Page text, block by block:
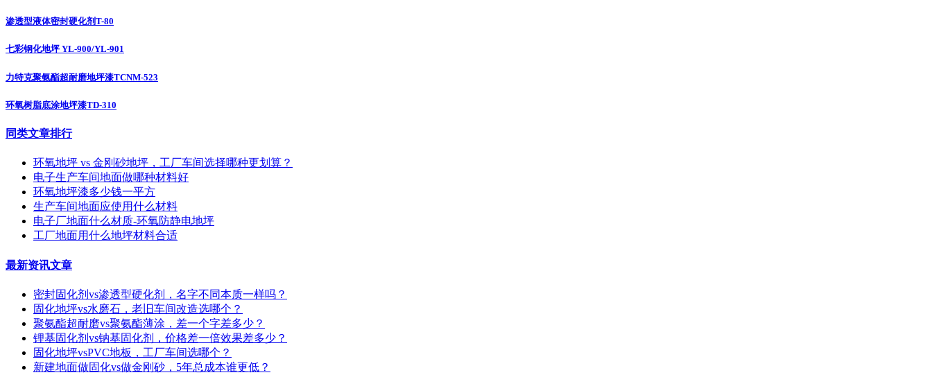
渗透型液体密封硬化剂T-80
七彩钢化地坪 YL-900/YL-901
力特克聚氨酯超耐磨地坪漆TCNM-523
环氧树脂底涂地坪漆TD-310
同类文章排行
环氧地坪 vs 金刚砂地坪，工厂车间选择哪种更划算？
电子生产车间地面做哪种材料好
环氧地坪漆多少钱一平方
生产车间地面应使用什么材料
电子厂地面什么材质-环氧防静电地坪
工厂地面用什么地坪材料合适
最新资讯文章
密封固化剂vs渗透型硬化剂，名字不同本质一样吗？
固化地坪vs水磨石，老旧车间改造选哪个？
聚氨酯超耐磨vs聚氨酯薄涂，差一个字差多少？
锂基固化剂vs钠基固化剂，价格差一倍效果差多少？
固化地坪vsPVC地板，工厂车间选哪个？
新建地面做固化vs做金刚砂，5年总成本谁更低？